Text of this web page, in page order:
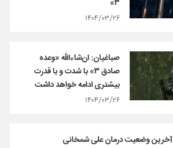
۳»
۱۴۰۴/۰۳/۲۶
صباغیان: ان‌شاءالله «وعده
صادق ۳» با شدت و با قدرت
بیشتری ادامه خواهد داشت
۱۴۰۴/۰۳/۲۶
آخرین وضعیت درمان علی شمخانی